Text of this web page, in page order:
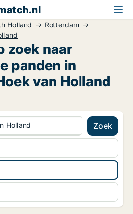
Holland
Rotterdam
zoek naar
panden in
van Holland
Holland Zoek